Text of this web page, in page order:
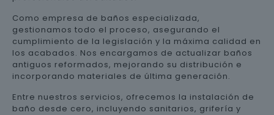
Como empresa de baños especializada,
gestionamos todo el proceso, asegurando el
cumplimiento de la legislación y la máxima calidad en
los acabados. Nos encargamos de actualizar baños
antiguos reformados, mejorando su distribución e
incorporando materiales de última generación.
Entre nuestros servicios, ofrecemos la instalación de
baño desde cero, incluyendo sanitarios, grifería y